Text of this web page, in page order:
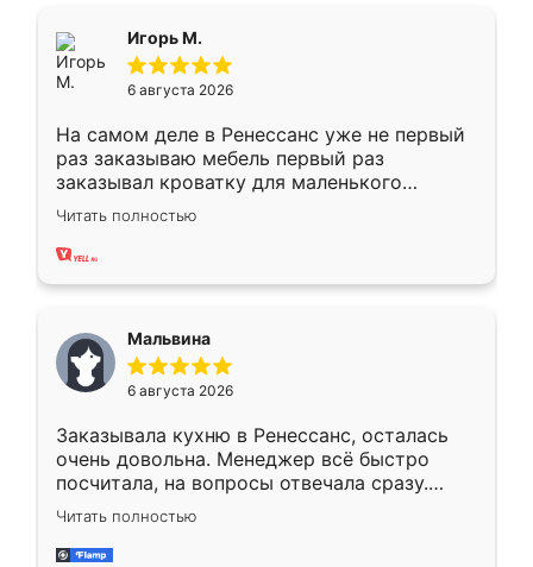
Игорь М.
6 августа 2026
На самом деле в Ренессанс уже не первый
раз заказываю мебель первый раз
заказывал кроватку для маленького
ребёнка при его рождении ,во второй раз
заказал шкаф-купе. По качеству очень
хорошее сборка достаточно быстрая,
меньше, здесь же он более разнообразный.
Мне нравится ,если что-то потребуется из
мебели буду заказывать только здесь.
Читать полностью
Мальвина
6 августа 2026
Заказывала кухню в Ренессанс, осталась
очень довольна. Менеджер всё быстро
посчитала, на вопросы отвечала сразу.
Замерщик приехал в субботу, подошёл к
делу со всей ответственностью. Собрали
за день, ребята работали аккуратно, даже
Читать полностью